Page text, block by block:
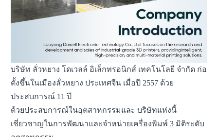
บริษัท ลั่วหยาง โดเวลล์ อิเล็กทรอนิกส์ เทคโนโลยี จำกัด ก่อ
ตั้งขึ้นในเมืองลั่วหยาง ประเทศจีน เมื่อปี 2557 ด้วย
ประสบการณ์ 11 ปี
ด้วยประสบการณ์ในอุตสาหกรรมและบริษัทแห่งนี้
เชี่ยวชาญในการพัฒนาและจำหน่ายเครื่องพิมพ์ 3 มิติระดับ